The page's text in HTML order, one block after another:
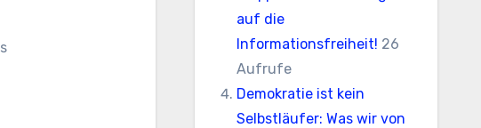
auf die
Informationsfreiheit! 26
Aufrufe
Demokratie ist kein
Selbstläufer: Was wir von